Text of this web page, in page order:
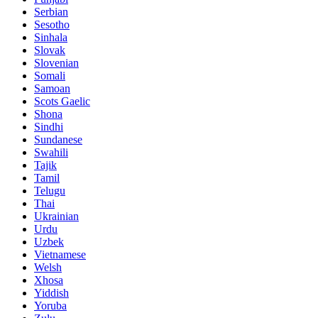
Serbian
Sesotho
Sinhala
Slovak
Slovenian
Somali
Samoan
Scots Gaelic
Shona
Sindhi
Sundanese
Swahili
Tajik
Tamil
Telugu
Thai
Ukrainian
Urdu
Uzbek
Vietnamese
Welsh
Xhosa
Yiddish
Yoruba